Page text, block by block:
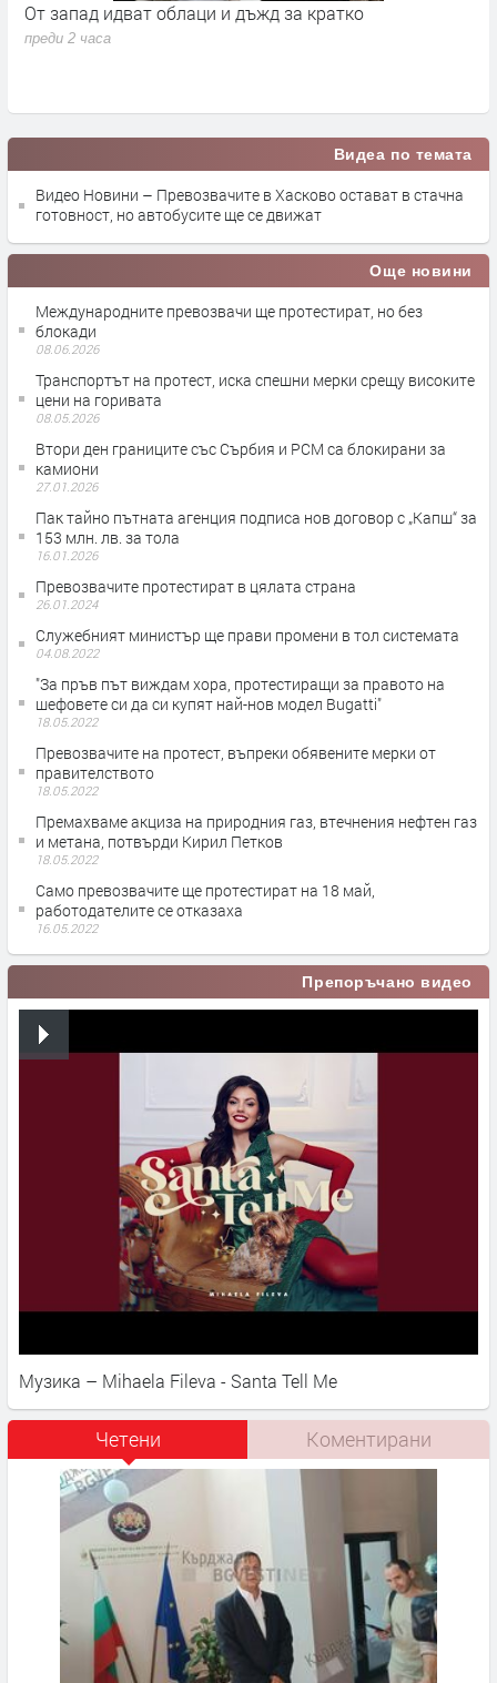
От запад идват облаци и дъжд за кратко
преди 2 часа
Видеа по темата
Видео Новини – Превозвачите в Хасково остават в стачна
готовност, но автобусите ще се движат
Още новини
Международните превозвачи ще протестират, но без
блокади
08.06.2026
Транспортът на протест, иска спешни мерки срещу високите
цени на горивата
08.05.2026
Втори ден границите със Сърбия и РСМ са блокирани за
камиони
27.01.2026
Пак тайно пътната агенция подписа нов договор с „Капш“ за
153 млн. лв. за тола
16.01.2026
Превозвачите протестират в цялата страна
26.01.2024
Служебният министър ще прави промени в тол системата
04.08.2022
"За пръв път виждам хора, протестиращи за правото на
шефовете си да си купят най-нов модел Bugatti"
18.05.2022
Превозвачите на протест, въпреки обявените мерки от
правителството
18.05.2022
Премахваме акциза на природния газ, втечнения нефтен газ
и метана, потвърди Кирил Петков
18.05.2022
Само превозвачите ще протестират на 18 май,
работодателите се отказаха
16.05.2022
Препоръчано видео
Музика – Mihaela Fileva - Santa Tell Me
Четени Коментирани